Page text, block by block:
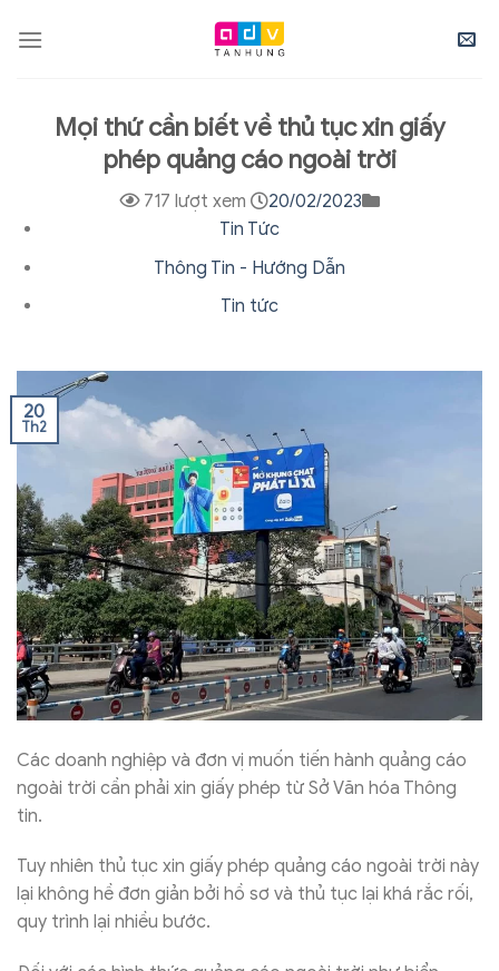
Mọi thứ cần biết về thủ tục xin giấy
phép quảng cáo ngoài trời
717 lượt xem
20/02/2023
Tin Tức
Thông Tin - Hướng Dẫn
Tin tức
20
Th2
Các doanh nghiệp và đơn vị muốn tiến hành quảng cáo
ngoài trời cần phải xin giấy phép từ Sở Văn hóa Thông
tin.
Tuy nhiên thủ tục xin giấy phép quảng cáo ngoài trời này
lại không hề đơn giản bởi hồ sơ và thủ tục lại khá rắc rối,
quy trình lại nhiều bước.